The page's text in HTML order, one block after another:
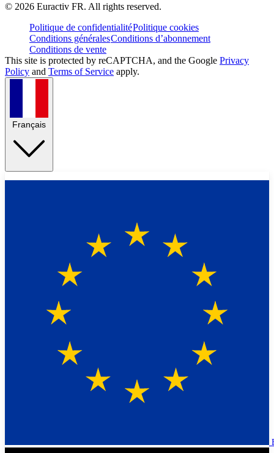
© 2026 Euractiv FR. All rights reserved.
Politique de confidentialitéPolitique cookies
Conditions généralesConditions d’abonnement
Conditions de vente
This site is protected by reCAPTCHA, and the Google Privacy
Policy and Terms of Service apply.
Français